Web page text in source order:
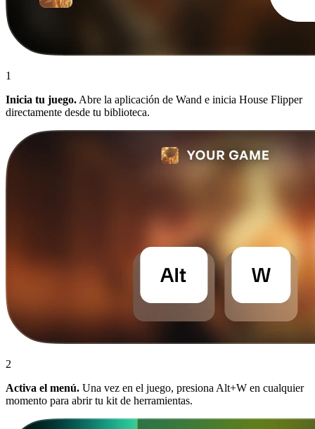
1
Inicia tu juego. Abre la aplicación de Wand e inicia House Flipper
directamente desde tu biblioteca.
2
Activa el menú. Una vez en el juego, presiona Alt+W en cualquier
momento para abrir tu kit de herramientas.